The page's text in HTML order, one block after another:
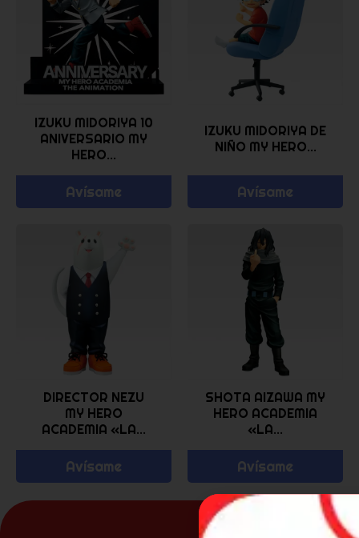
IZUKU MIDORIYA 10
ANIVERSARIO MY
HERO...
Avísame
IZUKU MIDORIYA DE
NIÑO MY HERO...
Avísame
DIRECTOR NEZU
MY HERO
ACADEMIA «LA...
Avísame
SHOTA AIZAWA MY
HERO ACADEMIA
«LA...
Avísame